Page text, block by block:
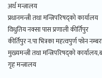
अर्थ मन्त्रालय
प्रधानमन्त्री तथा मन्त्रिपरिषद्को कार्यालय
विधुतिय नक्सा पास प्रणाली कीर्तिपुर
कीर्तिपुर न.पा भित्रका महत्वपुर्ण फोन
मुख्यमन्त्री तथा मन्त्रिपरिषद्को
गृह मन्त्रालय